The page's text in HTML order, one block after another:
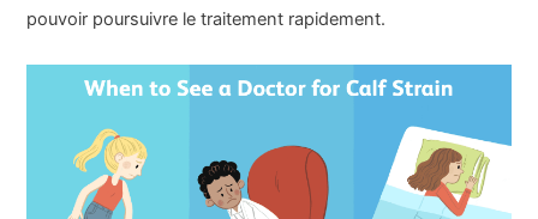
pouvoir poursuivre le traitement rapidement.